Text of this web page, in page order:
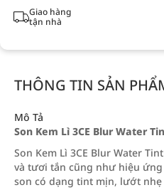
Giao hàng
tận nhà
THÔNG TIN SẢN
Mô Tả
Son Kem Lì 3CE Blur Water
Son Kem Lì 3CE Blur Water
và tươi tắn cũng như hiệu
son có dạng tint mịn, lướt